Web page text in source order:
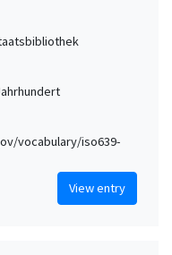
vocabulary/iso639-
View entry